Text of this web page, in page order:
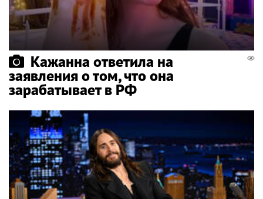
Кажанна ответила на
заявления о том, что она
зарабатывает в РФ